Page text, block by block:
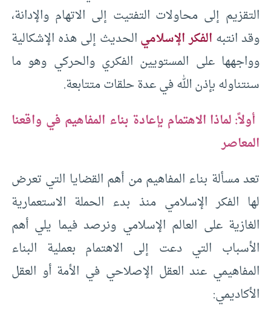
التقزيم إلى محاولات التفتيت إلى الاتهام والإدانة،
وقد انتبه الفكر الإسلاميالحديث إلى هذه الإشكالية
وواجهها على المستويين الفكري والحركي وهو ما
سنتناوله بإذن الله في عدة حلقات متتابعة.
أولاً: لماذا الاهتمام بإعادة بناء المفاهيم في واقعنا
المعاصر
تعد مسألة بناء المفاهيم من أهم القضايا التي تعرض
لها الفكر الإسلامي منذ بدء الحملة الاستعمارية
الغازية على العالم الإسلامي ونرصد فيما يلي أهم
الأسباب التي دعت إلى الاهتمام بعملية البناء
المفاهيمي عند العقل الإصلاحي في الأمة أو العقل
الأكاديمي: